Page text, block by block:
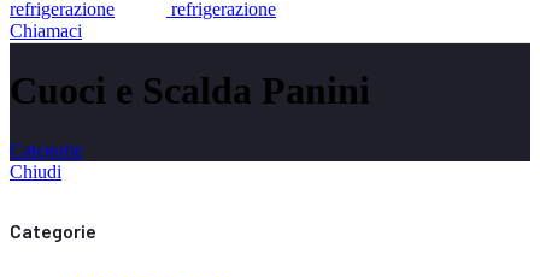
Chiamaci
Cuoci e Scalda Panini
Categorie
Chiudi
Categorie